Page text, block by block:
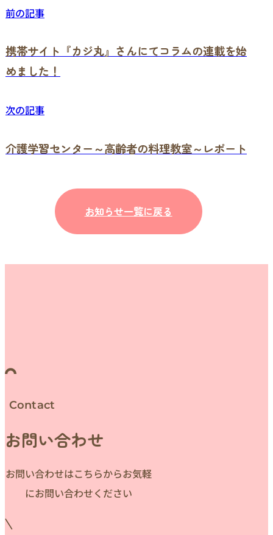
前の記事
携帯サイト『カジ丸』さんにてコラムの連載を始
めました！
次の記事
介護学習センター～高齢者の料理教室～レポート
お知らせ一覧に戻る
Contact
お問い合わせ
お問い合わせはこちらからお気軽
にお問い合わせください